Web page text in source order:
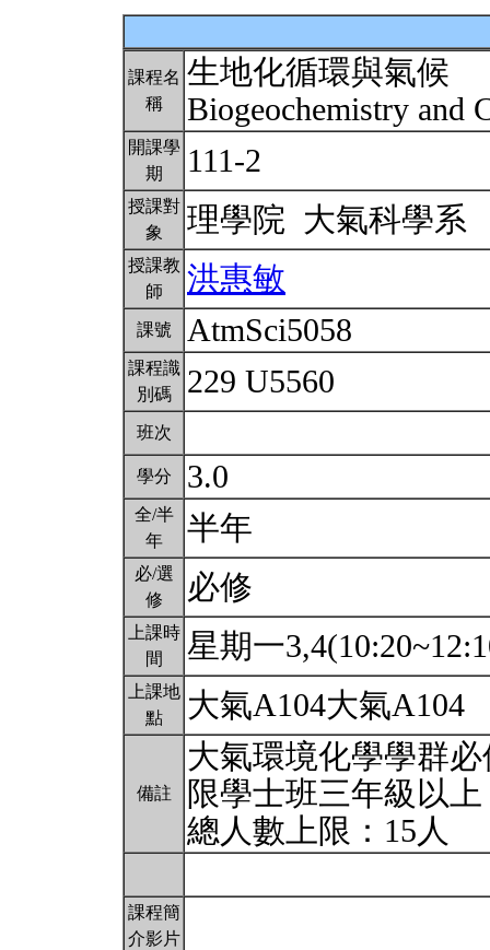
課程名
稱
生地化循環與氣候
Biogeochemistry and
開課學
期
111-2
授課對
象
理學院 大氣科學系
授課教
師
洪惠敏
課號 AtmSci5058
課程識
別碼
229 U5560
班次
學分 3.0
全/半
年
半年
必/選
修
必修
上課時
間
星期一
上課地
點
大氣A104大氣A104
備註
大氣環境化學學群
限學士班三年級以上
總人數上限：15人
課程簡
介影片